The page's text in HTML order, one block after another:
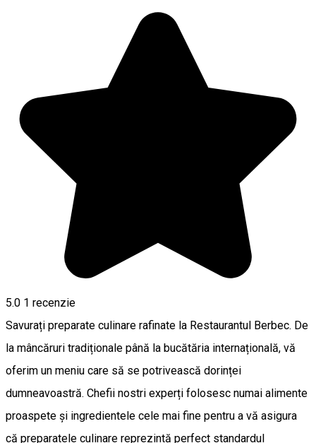
5.0 1 recenzie
Savurați preparate culinare rafinate la Restaurantul Berbec. De
la mâncăruri tradiționale până la bucătăria internațională, vă
oferim un meniu care să se potrivească dorinței
dumneavoastră. Chefii nostri experți folosesc numai alimente
proaspete și ingredientele cele mai fine pentru a vă asigura
că preparatele culinare reprezintă perfect standardul